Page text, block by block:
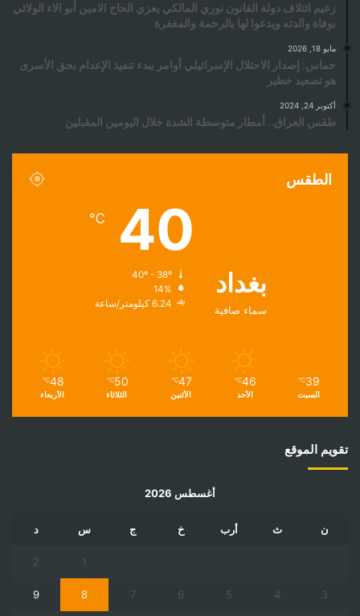
زعيم ائتلاف دولة القانون نوري المالكي يعزي الحاج الامين أبو الاء الولائي
بوفاة والدته ويدعوا لها بالرحمة والمغفرة
مايو 18, 2026
حماس: إصدار الاحتلال الإسرائيلي أوامر ببدء تنفيذ الإعدام بحق الأسرى
هو تصعيد خطير
أكتوبر 24, 2024
طقس العراق.. أمطار متوسطة الشدة خلال اليومين المقبلين
الطقس
بغداد
سماء صافية
40
℃
14%
6.24 كيلومتر/ساعة
39
℃
السبت
46
℃
الأحد
47
℃
الأثنين
50
℃
الثلاثاء
48
℃
الأربعاء
تقويم الموقع
أغسطس 2026
ن ث أرب خ ج س د
1
2
3
4
5
6
7
8
9